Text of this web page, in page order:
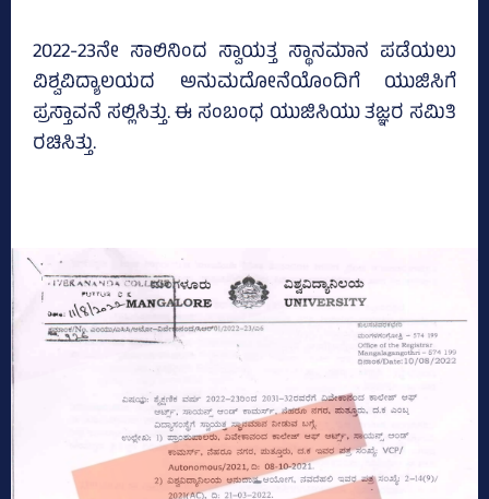
2022-23ನೇ ಸಾಲಿನಿಂದ ಸ್ವಾಯತ್ತ ಸ್ಥಾನಮಾನ ಪಡೆಯಲು
ವಿಶ್ವವಿದ್ಯಾಲಯದ ಅನುಮದೋನೆಯೊಂದಿಗೆ ಯುಜಿಸಿಗೆ
ಪ್ರಸ್ತಾವನೆ ಸಲ್ಲಿಸಿತ್ತು. ಈ ಸಂಬಂಧ ಯುಜಿಸಿಯು ತಜ್ಞರ ಸಮಿತಿ
ರಚಿಸಿತ್ತು.